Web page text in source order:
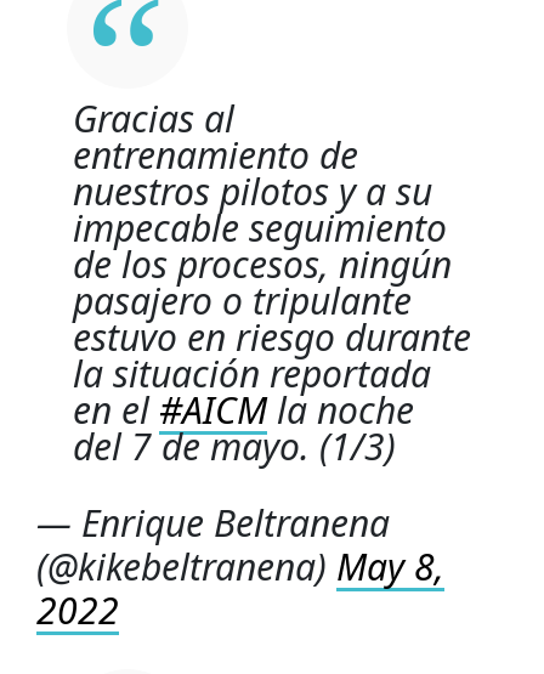
Gracias al
entrenamiento de
nuestros pilotos y a su
impecable seguimiento
de los procesos, ningún
pasajero o tripulante
estuvo en riesgo durante
la situación reportada
en el#AICMla noche
del 7 de mayo. (1/3)
— Enrique Beltranena
(@kikebeltranena) May 8,
2022